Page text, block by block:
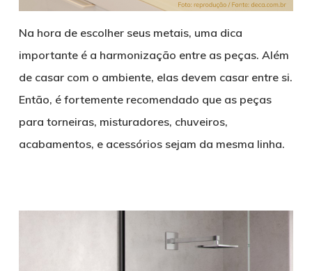
Na hora de escolher seus metais, uma dica
importante é a harmonização entre as peças. Além
de casar com o ambiente, elas devem casar entre si.
Então, é fortemente recomendado que as peças
para torneiras, misturadores, chuveiros,
acabamentos, e acessórios sejam da mesma linha.